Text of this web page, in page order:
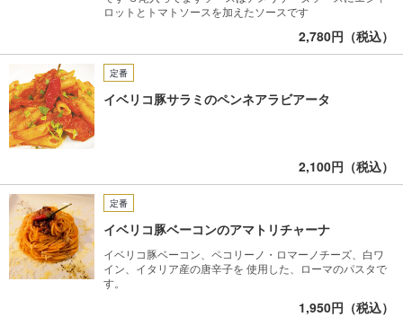
ロットとトマトソースを加えたソースです
2,780円（税込）
定番
イベリコ豚サラミのペンネアラビアータ
2,100円（税込）
定番
イベリコ豚ベーコンのアマトリチャーナ
イベリコ豚ベーコン、ペコリーノ・ロマーノチーズ、白ワ
イン、イタリア産の唐辛子を 使用した、ローマのパスタで
す。
1,950円（税込）